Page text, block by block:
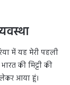
में यह मेरी पहली
की मिट्टी की
आया हूं।